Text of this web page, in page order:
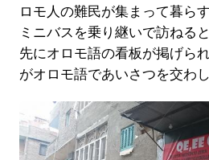
ロモ人の難民が集まって暮ら
ミニバスを乗り継いで訪ねる
先にオロモ語の看板が掲げら
がオロモ語であいさつを交わし